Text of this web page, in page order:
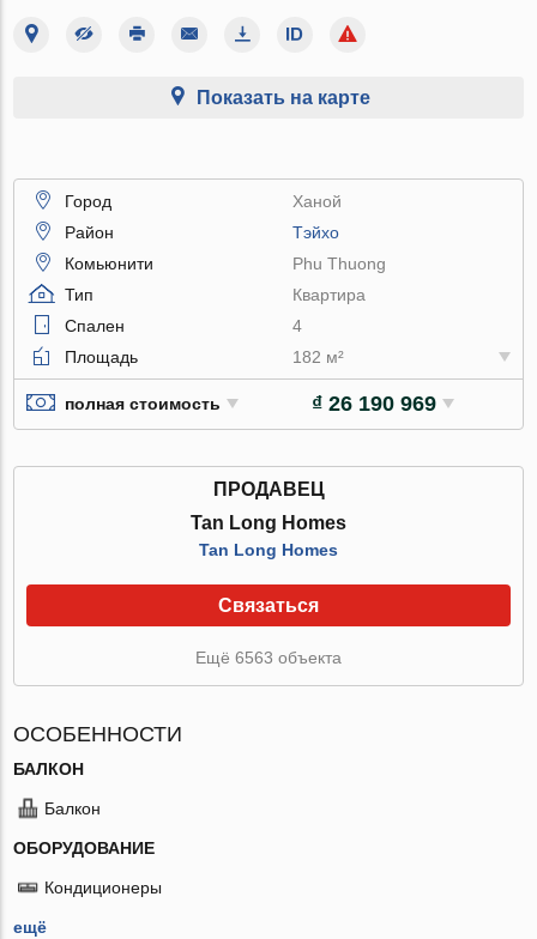
Показать на карте
Город
Ханой
Район
Тэйхо
Комьюнити
Phu Thuong
Тип
Квартира
Спален
4
Площадь
182 м²
полная стоимость ₫ 26 190 969
ПРОДАВЕЦ
Tan Long Homes
Tan Long Homes
Связаться
Ещё 6563 объекта
ОСОБЕННОСТИ
БАЛКОН
Балкон
ОБОРУДОВАНИЕ
Кондиционеры
ещё